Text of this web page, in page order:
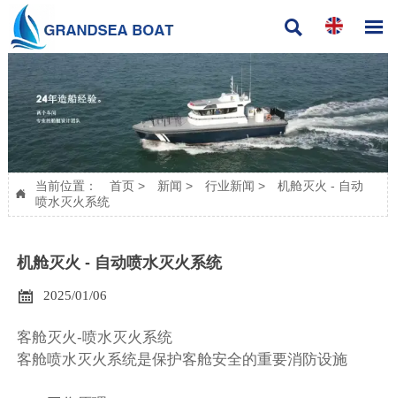
 

当前位置： 首页> 新闻 > 行业新闻 >
机舱灭火 - 自动
喷水灭火系统
机舱灭火 - 自动喷水灭火系统

2025/01/06
客舱灭火-喷水灭火系统
客舱喷水灭火系统是保护客舱安全的重要消防设施